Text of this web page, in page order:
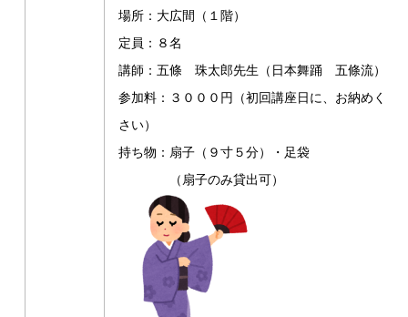
場所：大広間（１階）
定員：８名
講師：五條 珠太郎先生（日本舞踊 五條流）
参加料：３０００円（初回講座日に、お納めくだ
さい）
持ち物：扇子（９寸５分）・足袋
（扇子のみ貸出可）